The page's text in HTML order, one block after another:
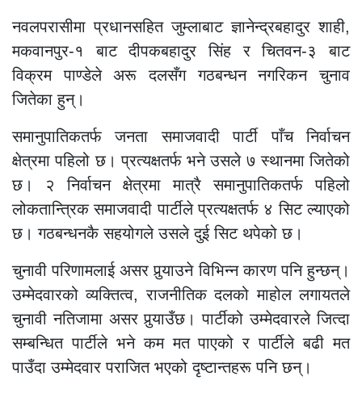
नवलपरासीमा प्रधानसहित जुम्लाबाट ज्ञानेन्द्रबहादुर शाही,
मकवानपुर-१ बाट दीपकबहादुर सिंह र चितवन-३ बाट
विक्रम पाण्डेले अरू दलसँग गठबन्धन नगरिकन चुनाव
जितेका हुन्।
समानुपातिकतर्फ जनता समाजवादी पार्टी पाँच निर्वाचन
क्षेत्रमा पहिलो छ। प्रत्यक्षतर्फ भने उसले ७ स्थानमा जितेको
छ। २ निर्वाचन क्षेत्रमा मात्रै समानुपातिकतर्फ पहिलो
लोकतान्त्रिक समाजवादी पार्टीले प्रत्यक्षतर्फ ४ सिट ल्याएको
छ। गठबन्धनकै सहयोगले उसले दुई सिट थपेको छ।
चुनावी परिणामलाई असर पुर्‍याउने विभिन्न कारण पनि हुन्छन्।
उम्मेदवारको व्यक्तित्व, राजनीतिक दलको माहोल लगायतले
चुनावी नतिजामा असर पुर्‍याउँछ। पार्टीको उम्मेदवारले जित्दा
सम्बन्धित पार्टीले भने कम मत पाएको र पार्टीले बढी मत
पाउँदा उम्मेदवार पराजित भएको दृष्टान्तहरू पनि छन्।